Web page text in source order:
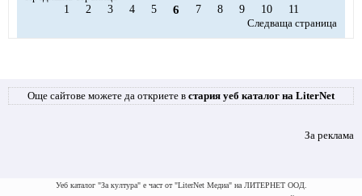
1
2 3 4 5 6 7 8 9 10
11
Следваща страница
Още сайтове можете да откриете в стария уеб каталог на LiterNet
За реклама
Уеб каталог "За култура" е част от "LiterNet Медиа" на ЛИТЕРНЕТ ООД.